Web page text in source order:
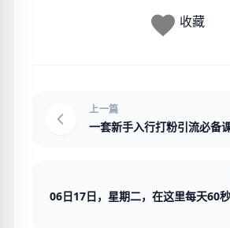
收藏
上一篇
一套新手入行打粉引流必备
06日17日，星期二，在这里每天60